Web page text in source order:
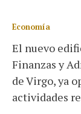
Economía
El nuevo
Finanzas y
de Virgo, ya
actividades